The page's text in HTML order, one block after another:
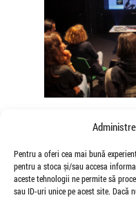
Pentru a oferi cea mai bună
pentru a stoca și/sau accesa
aceste tehnologii ne permite să
sau ID-uri unice pe acest site.
Somatice
Mădălina Dan
Niculae
de Veioza Arte